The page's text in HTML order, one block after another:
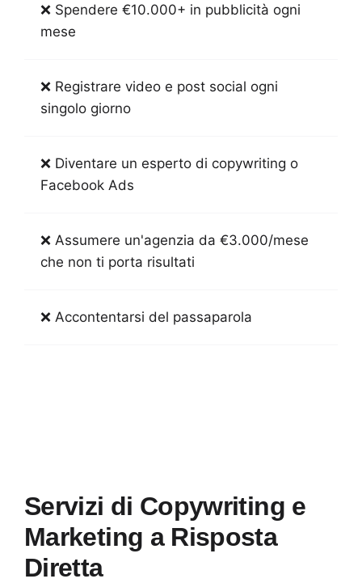
❌ Spendere €10.000+ in pubblicità ogni
mese
❌ Registrare video e post social ogni
singolo giorno
❌ Diventare un esperto di copywriting o
Facebook Ads
❌ Assumere un'agenzia da €3.000/mese
che non ti porta risultati
❌ Accontentarsi del passaparola
Servizi di Copywriting e
Marketing a Risposta
Diretta